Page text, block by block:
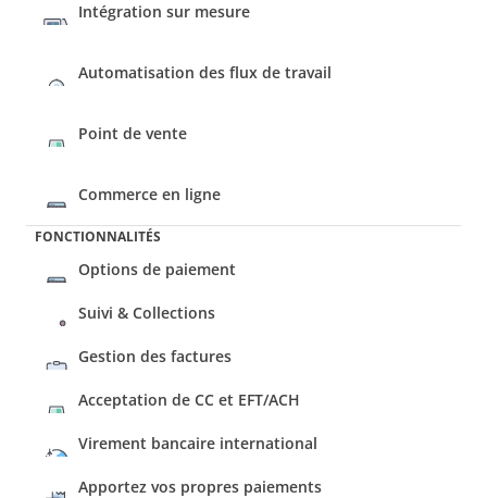
Intégration sur mesure
Automatisation des flux de travail
Commerce en ligne
FONCTIONNALITÉS
Options de paiement
Suivi & Collections
Gestion des factures
Acceptation de CC et EFT/ACH
Virement bancaire international
Apportez vos propres paiements